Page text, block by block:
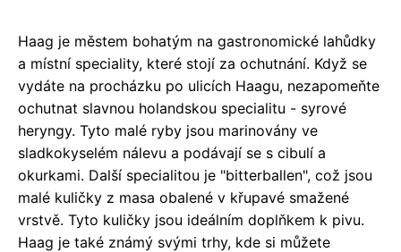
Haag je městem bohatým na gastronomické lahůdky
a místní speciality, které stojí za ochutnání. Když se
vydáte na procházku po ulicích Haagu, nezapomeňte
ochutnat slavnou holandskou specialitu - syrové
heryngy. Tyto malé ryby jsou marinovány ve
sladkokyselém nálevu a podávají se s cibulí a
okurkami. Další specialitou je "bitterballen", což jsou
malé kuličky z masa obalené v křupavé smažené
vrstvě. Tyto kuličky jsou ideálním doplňkem k pivu.
Haag je také známý svými trhy, kde si můžete